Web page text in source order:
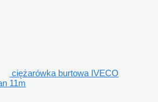
ciężarówka burtowa IVECO
11m